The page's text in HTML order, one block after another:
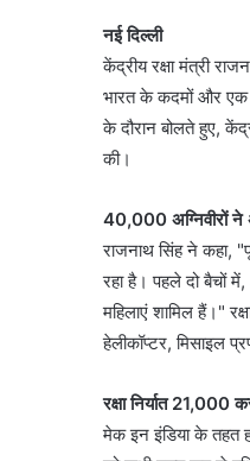
नई दिल्ली
केंद्रीय रक्षा मंत्री
भारत के कदमों और एक
के दौरान बोलते हुए,
की।
40,000 अग्निवीरों ने
राजनाथ सिंह ने कहा,
रहा है। पहले दो बैचों
महिलाएं शामिल हैं।"
हेलीकॉप्टर, मिसाइल
रक्षा निर्यात 21,000
मेक इन इंडिया के तहत